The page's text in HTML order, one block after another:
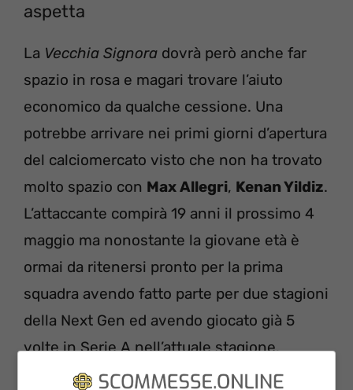
aspetta
La Vecchia Signora dovrà però anche far
spazio in rosa e magari trovare l’aiuto
economico da qualche cessione. Una
potrebbe arrivare nei primi giorni d’apertura
del calciomercato visto che non ha trovato
molto spazio con Max Allegri, Kenan Yildiz.
L’attaccante compirà 19 anni il prossimo 4
maggio ma nonostante la giovane età è
ormai da ritenersi pronto per la prima
squadra avendo fatto parte per due stagioni
della Next Gen ed avendo giocato già 5
volte in Serie A nell’attuale stagione.